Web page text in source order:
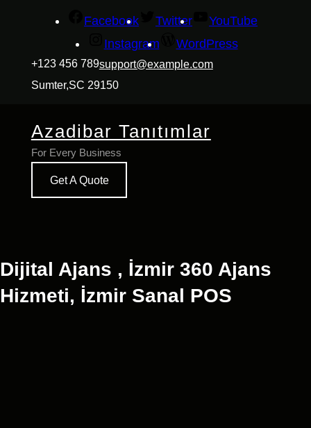
Facebook Twitter
YouTube
Instagram
WordPress
+123 456 789support@example.com
Sumter,SC 29150
Azadibar Tanıtımlar
For Every Business
Get A Quote
Dijital Ajans , İzmir 360 Ajans
Hizmeti, İzmir Sanal POS